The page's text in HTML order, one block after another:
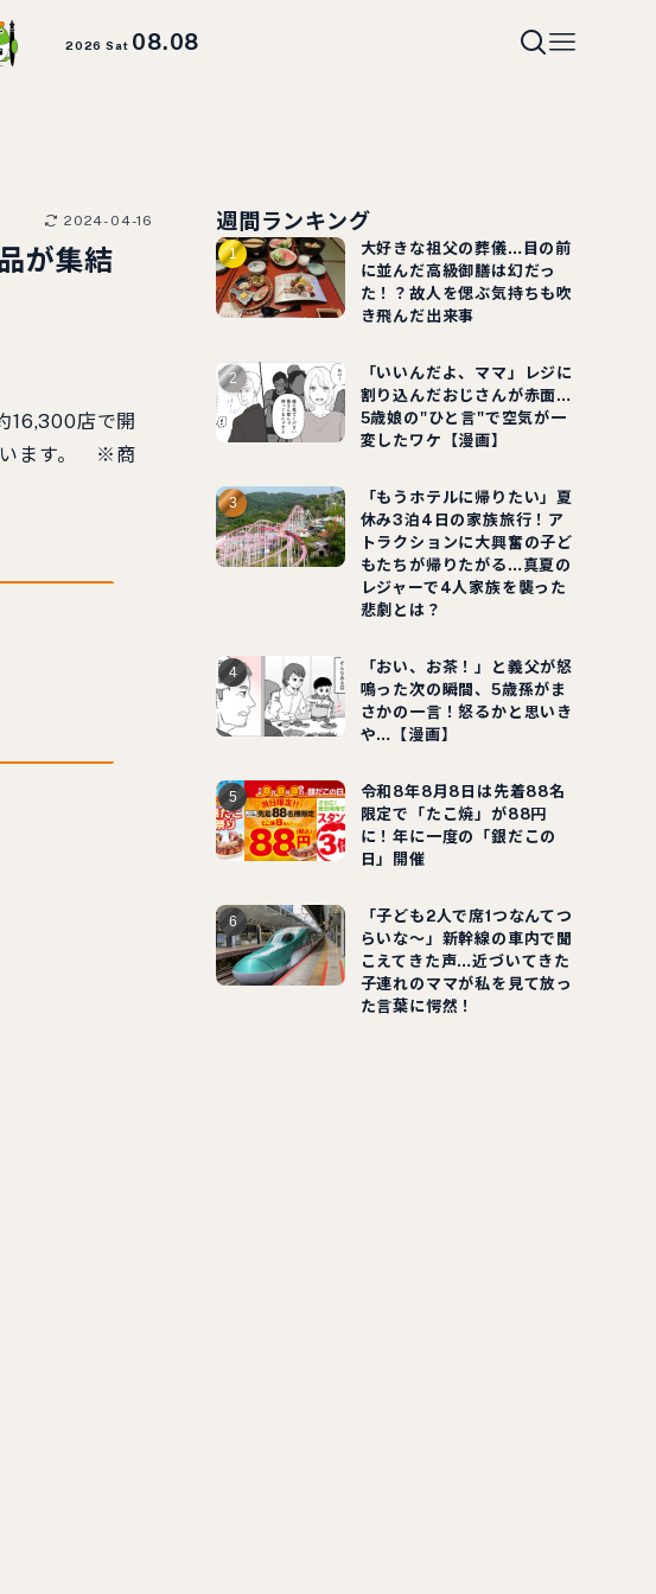
2026 Sat 08.08
2024-04-16
品が集結
16,300店で開
います。 ※商
週間ランキング
大好きな祖父の葬儀…目の前
に並んだ高級御膳は幻だっ
た！？故人を偲ぶ気持ちも吹
き飛んだ出来事
「いいんだよ、ママ」レジに
割り込んだおじさんが赤面…
5歳娘の"ひと言"で空気が一
変したワケ【漫画】
「もうホテルに帰りたい」夏
休み3泊4日の家族旅行！ア
トラクションに大興奮の子ど
もたちが帰りたがる…真夏の
レジャーで4人家族を襲った
悲劇とは？
「おい、お茶！」と義父が怒
鳴った次の瞬間、5歳孫がま
さかの一言！怒るかと思いき
や…【漫画】
令和8年8月8日は先着88名
限定で「たこ焼」が88円
に！年に一度の「銀だこの
日」開催
「子ども2人で席1つなんてつ
らいな～」新幹線の車内で聞
こえてきた声…近づいてきた
子連れのママが私を見て放っ
た言葉に愕然！